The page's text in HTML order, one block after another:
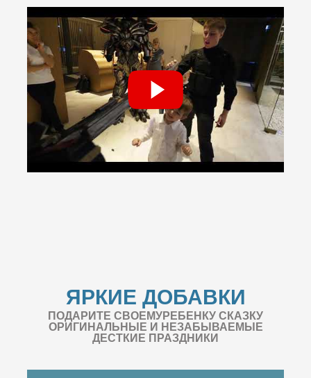
ЯРКИЕ ДОБАВКИ
ПОДАРИТЕ СВОЕМУРЕБЕНКУ СКАЗКУ
ОРИГИНАЛЬНЫЕ И НЕЗАБЫВАЕМЫЕ
ДЕСТКИЕ ПРАЗДНИКИ